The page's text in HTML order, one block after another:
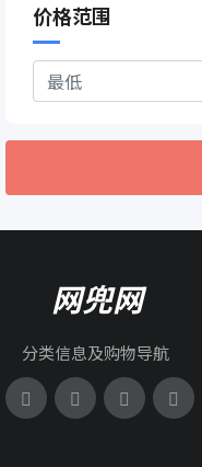
价格范围
网兜网
分类信息及购物导航